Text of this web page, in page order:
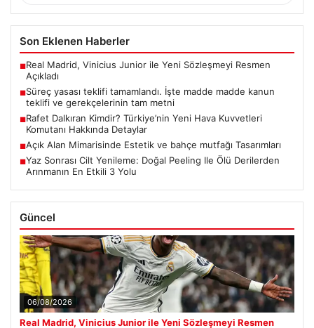
Son Eklenen Haberler
■Real Madrid, Vinicius Junior ile Yeni Sözleşmeyi Resmen
Açıkladı
■Süreç yasası teklifi tamamlandı. İşte madde madde kanun
teklifi ve gerekçelerinin tam metni
■Rafet Dalkıran Kimdir? Türkiye’nin Yeni Hava Kuvvetleri
Komutanı Hakkında Detaylar
■Açık Alan Mimarisinde Estetik ve bahçe mutfağı Tasarımları
■Yaz Sonrası Cilt Yenileme: Doğal Peeling Ile Ölü Derilerden
Arınmanın En Etkili 3 Yolu
Güncel
06/08/2026
Real Madrid, Vinicius Junior ile Yeni Sözleşmeyi Resmen